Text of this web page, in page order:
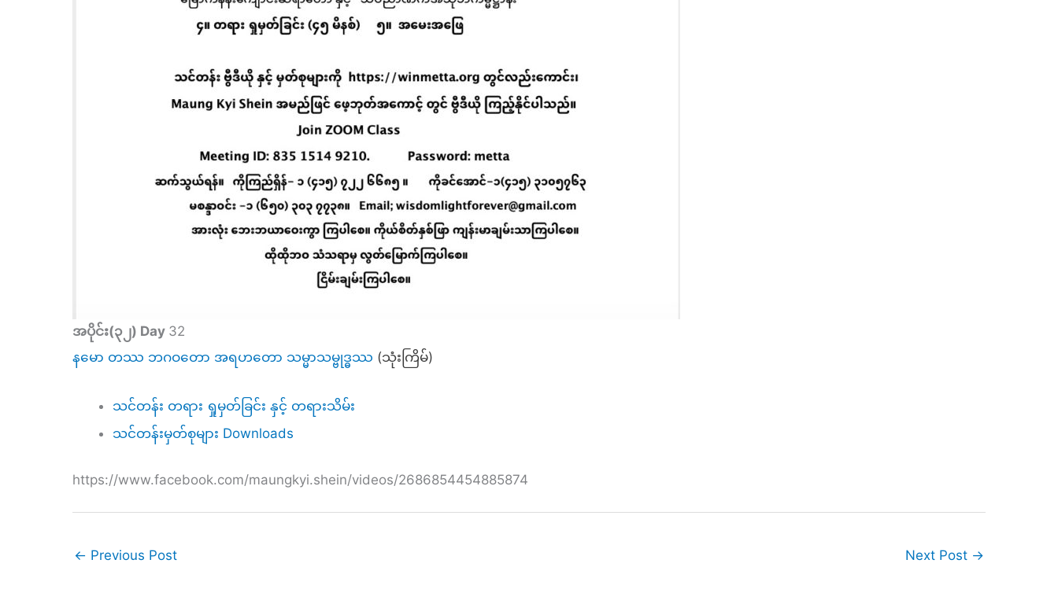
အပိုင်း(၃၂) Day 32
နမော တဿ ဘဂဝတော အရဟတော သမ္မာသမ္ဗုဒ္ဓဿ (သုံးကြိမ်)
သင်တန်း တရား ရှုမှတ်ခြင်း နှင့် တရားသိမ်း
သင်တန်းမှတ်စုများ Downloads
https://www.facebook.com/maungkyi.shein/videos/2686854454885874
← Previous Post Next Post →